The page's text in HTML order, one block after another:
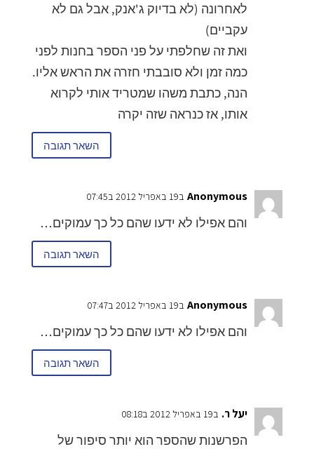
לאחרונה (לא בדיוק ג'אנק, אבל גם לא
עקביים)
ואת זה שחלפתי על פני הספר בחנות לפני
כמה זמן ולא סובבתי חזרה את הראש אליו.
הנה, כתבת משהו שמטריד אותי לקרוא
אותו, אז כנראה שזה יקרה
השאר תגובה
Anonymous ב19 באפריל 2012 ב07:45
והם אפילו לא ידעו שהם כל כך עמוקים…
השאר תגובה
Anonymous ב19 באפריל 2012 ב07:47
והם אפילו לא ידעו שהם כל כך עמוקים…
השאר תגובה
יעל ר. ב19 באפריל 2012 ב08:18
הפרשנות שהספר הוא יותר סיפור של